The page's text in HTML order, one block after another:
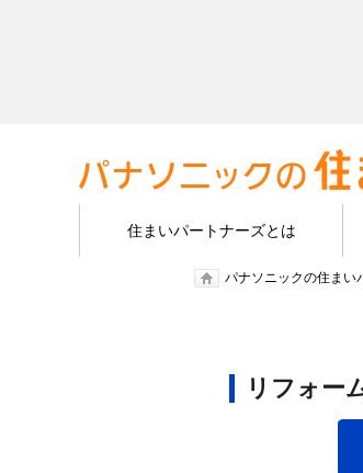
住まいパートナーズとは
パナソニックの住まい
リフォー